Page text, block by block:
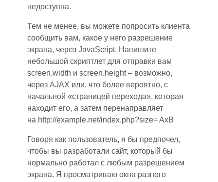
недоступна.
Тем не менее, вы можете попросить клиента
сообщить вам, какое у него разрешение
экрана, через JavaScript. Напишите
небольшой скриптлет для отправки вам
screen.width и screen.height – возможно,
через AJAX или, что более вероятно, с
начальной «страницей перехода», которая
находит его, а затем перенаправляет
на http://example.net/index.php?size= AxB
Говоря как пользователь, я бы предпочел,
чтобы вы разработали сайт, который бы
нормально работал с любым разрешением
экрана. Я просматриваю окна разного